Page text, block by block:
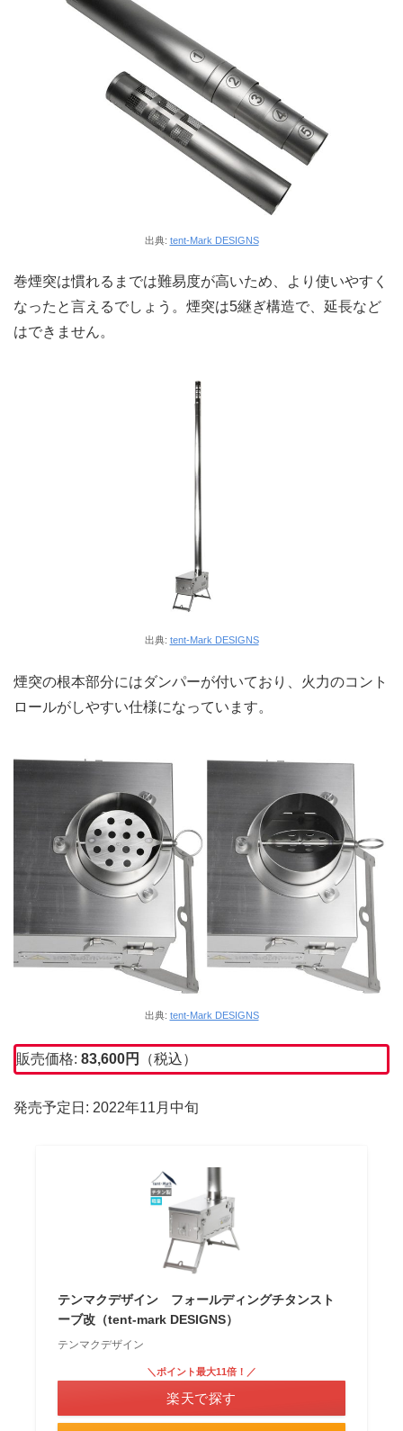
出典: tent-Mark DESIGNS
巻煙突は慣れるまでは難易度が高いため、より使いやすく
なったと言えるでしょう。煙突は5継ぎ構造で、延長など
はできません。
出典: tent-Mark DESIGNS
煙突の根本部分にはダンパーが付いており、火力のコント
ロールがしやすい仕様になっています。
出典: tent-Mark DESIGNS
販売価格: 83,600円 （税込）
発売予定日: 2022年11月中旬
テンマクデザイン フォールディングチタンスト
ーブ改（tent-mark DESIGNS）
テンマクデザイン
＼ポイント最大11倍！／
楽天で探す